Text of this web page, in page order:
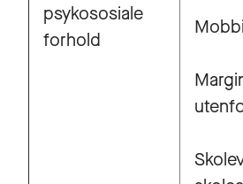
psykososiale
forhold